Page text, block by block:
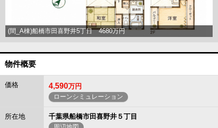
(間_A棟)船橋市田喜野井5丁目 4680万円
物件概要
価格 4,590万円
ローンシミュレーション
所在地 千葉県船橋市田喜野井５丁目